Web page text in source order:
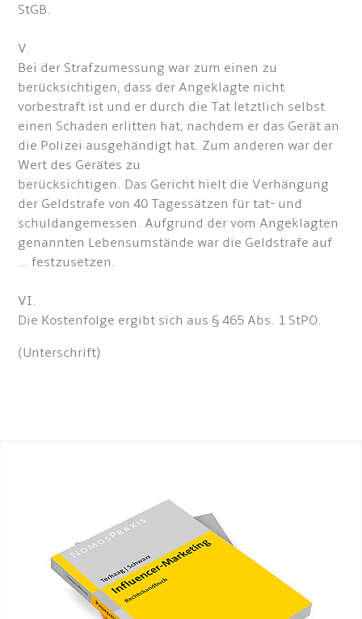
StGB.
V.
Bei der Strafzumessung war zum einen zu
berücksichtigen, dass der Angeklagte nicht
vorbestraft ist und er durch die Tat letztlich selbst
einen Schaden erlitten hat, nachdem er das Gerät an
die Polizei ausgehändigt hat. Zum anderen war der
Wert des Gerätes zu
berücksichtigen. Das Gericht hielt die Verhängung
der Geldstrafe von 40 Tagessätzen für tat- und
schuldangemessen. Aufgrund der vom Angeklagten
genannten Lebensumstände war die Geldstrafe auf
… festzusetzen.
VI.
Die Kostenfolge ergibt sich aus § 465 Abs. 1 StPO.
(Unterschrift)